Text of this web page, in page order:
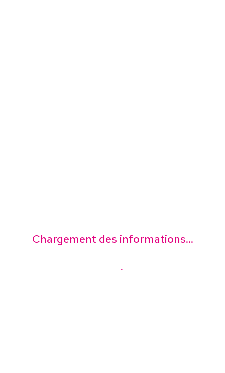
Chargement des informations...